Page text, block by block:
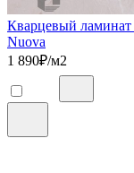
Кварцевый ламинат
Nuova
1 890₽/м2